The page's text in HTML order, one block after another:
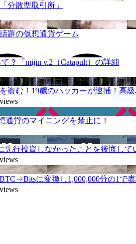
分散型取引所」
題の仮想通貨ゲーム
？「mijin v.2（Catapult）の詳細
盗む！19歳のハッカーが逮捕！高
通貨のマイニングを禁止に！
先行投資しなかったことを後悔して
に変換し1,000,000分の1で表